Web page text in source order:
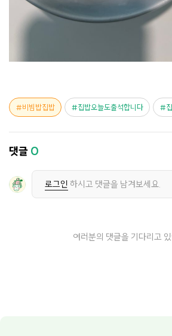
비빔밥집밥 집밥오늘도출석합니다
댓글 0
로그인 하시고 댓글을 남겨보세요.
여러분의 댓글을 기다리고